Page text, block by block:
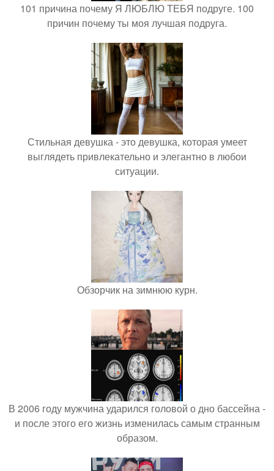
101 причина почему Я ЛЮБЛЮ ТЕБЯ подруге. 100
причин почему ты моя лучшая подруга.
Стильная девушка - это девушка, которая умеет
выглядеть привлекательно и элегантно в любои
ситуации.
Обзорчик на зимнюю курн.
В 2006 году мужчина ударился головой о дно бассейна -
и после этого его жизнь изменилась самым странным
образом.